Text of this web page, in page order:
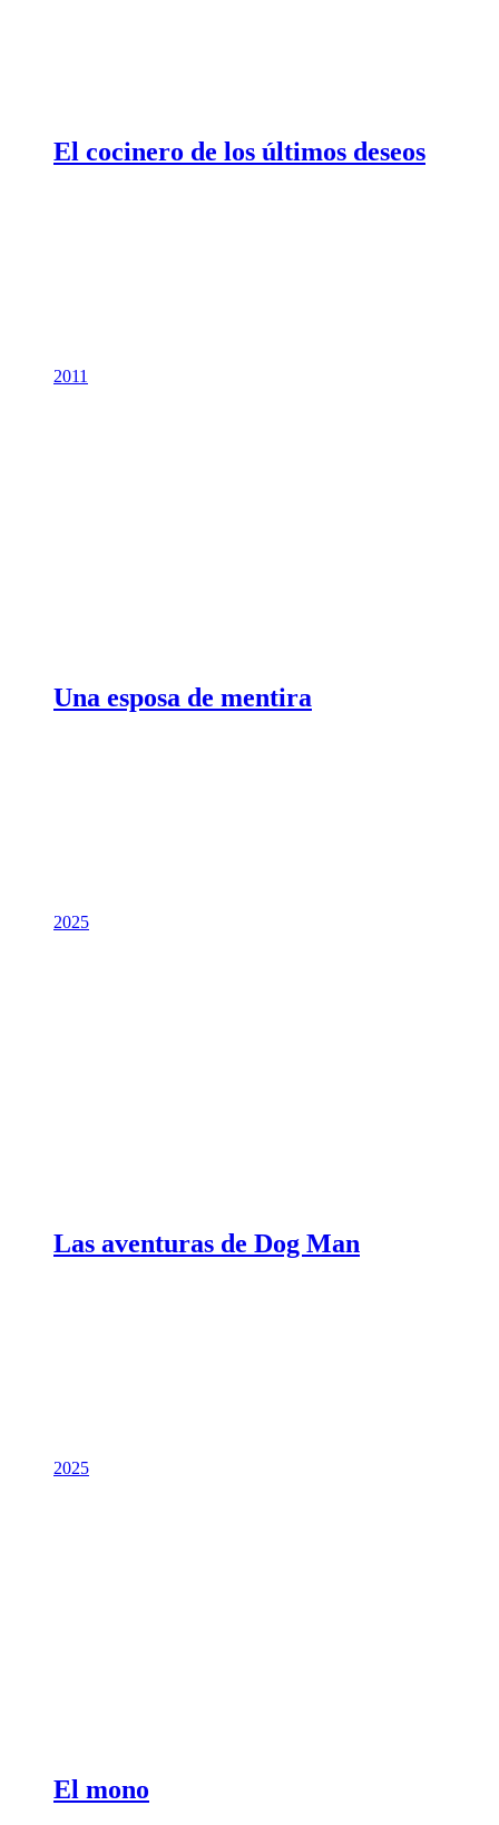
El cocinero de los últimos deseos
2011
Una esposa de mentira
2025
Las aventuras de Dog Man
2025
El mono